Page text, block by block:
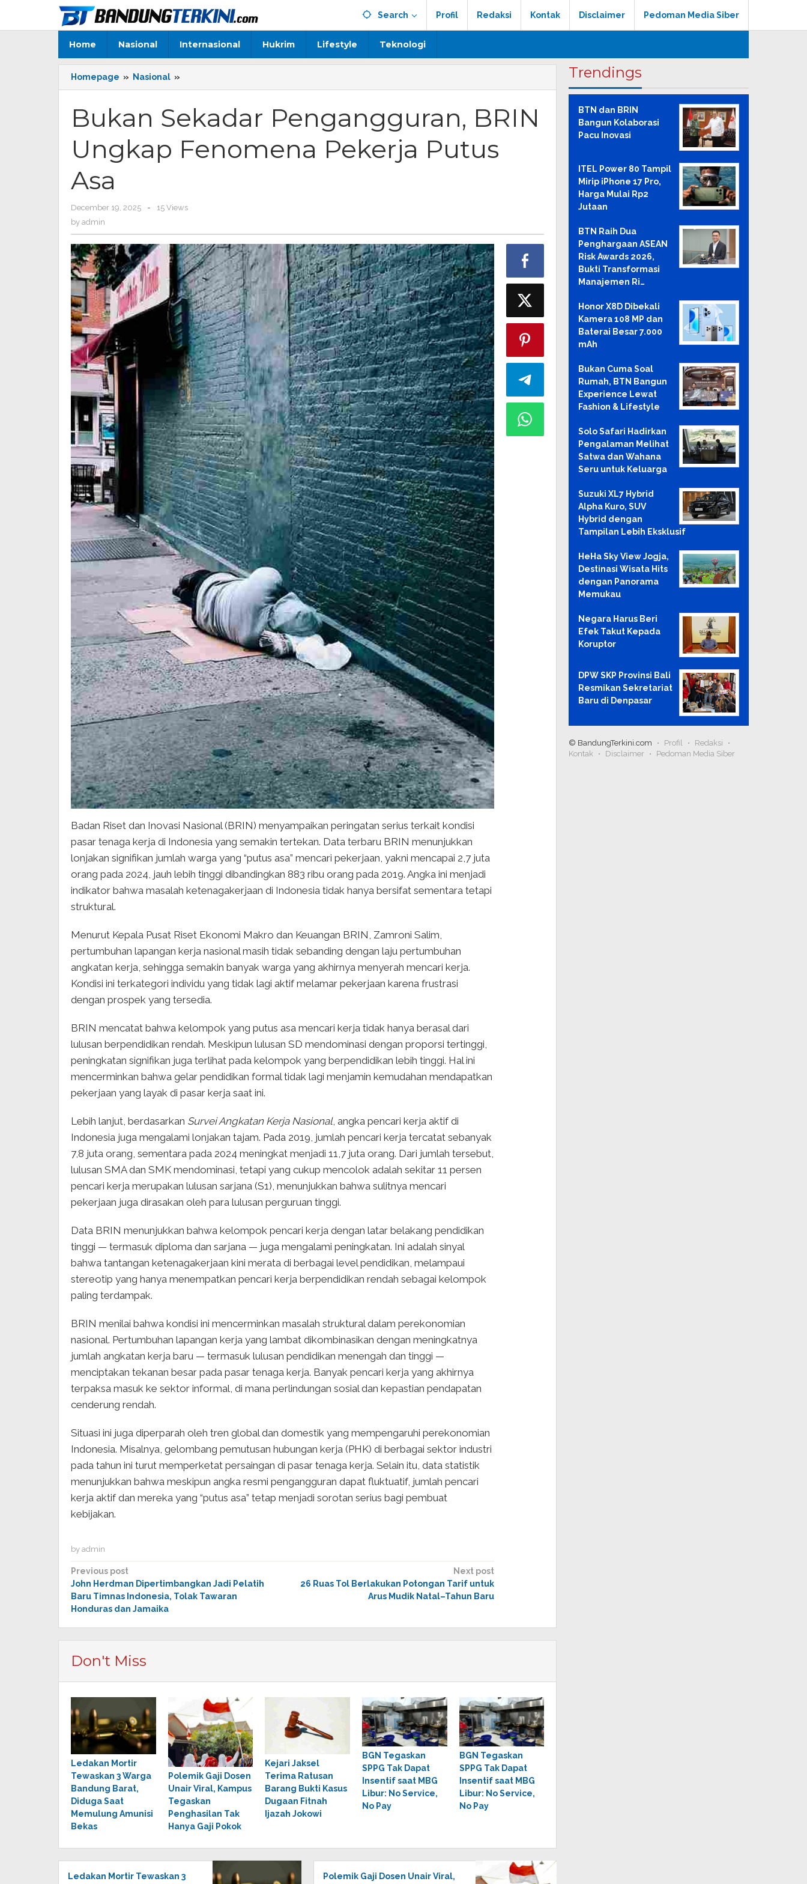
content
Search Profil Redaksi Kontak Disclaimer Pedoman Media Siber
Home Nasional Internasional Hukrim Lifestyle Teknologi
Homepage » Nasional »
Sekadar
BRIN
Ungkap
Fenomena
Pekerja
Bukan Sekadar Pengangguran, BRIN
Ungkap Fenomena Pekerja Putus
Asa
December 19, 2025
by
-
15 Views
by admin
Badan Riset dan Inovasi Nasional (BRIN) menyampaikan peringatan serius terkait kondisi
pasar tenaga kerja di Indonesia yang semakin tertekan. Data terbaru BRIN menunjukkan
lonjakan signifikan jumlah warga yang “putus asa” mencari pekerjaan, yakni mencapai 2,7 juta
orang pada 2024, jauh lebih tinggi dibandingkan 883 ribu orang pada 2019. Angka ini menjadi
indikator bahwa masalah ketenagakerjaan di Indonesia tidak hanya bersifat sementara tetapi
struktural.
Menurut Kepala Pusat Riset Ekonomi Makro dan Keuangan BRIN, Zamroni Salim,
pertumbuhan lapangan kerja nasional masih tidak sebanding dengan laju pertumbuhan
angkatan kerja, sehingga semakin banyak warga yang akhirnya menyerah mencari kerja.
Kondisi ini terkategori individu yang tidak lagi aktif melamar pekerjaan karena frustrasi
dengan prospek yang tersedia.
BRIN mencatat bahwa kelompok yang putus asa mencari kerja tidak hanya berasal dari
lulusan berpendidikan rendah. Meskipun lulusan SD mendominasi dengan proporsi tertinggi,
peningkatan signifikan juga terlihat pada kelompok yang berpendidikan lebih tinggi. Hal ini
mencerminkan bahwa gelar pendidikan formal tidak lagi menjamin kemudahan mendapatkan
pekerjaan yang layak di pasar kerja saat ini.
Lebih lanjut, berdasarkan Survei Angkatan Kerja Nasional, angka pencari kerja aktif di
Indonesia juga mengalami lonjakan tajam. Pada 2019, jumlah pencari kerja tercatat sebanyak
7,8 juta orang, sementara pada 2024 meningkat menjadi 11,7 juta orang. Dari jumlah tersebut,
lulusan SMA dan SMK mendominasi, tetapi yang cukup mencolok adalah sekitar 11 persen
pencari kerja merupakan lulusan sarjana (S1), menunjukkan bahwa sulitnya mencari
pekerjaan juga dirasakan oleh para lulusan perguruan tinggi.
Data BRIN menunjukkan bahwa kelompok pencari kerja dengan latar belakang pendidikan
tinggi — termasuk diploma dan sarjana — juga mengalami peningkatan. Ini adalah sinyal
bahwa tantangan ketenagakerjaan kini merata di berbagai level pendidikan, melampaui
stereotip yang hanya menempatkan pencari kerja berpendidikan rendah sebagai kelompok
paling terdampak.
BRIN menilai bahwa kondisi ini mencerminkan masalah struktural dalam perekonomian
nasional. Pertumbuhan lapangan kerja yang lambat dikombinasikan dengan meningkatnya
jumlah angkatan kerja baru — termasuk lulusan pendidikan menengah dan tinggi —
menciptakan tekanan besar pada pasar tenaga kerja. Banyak pencari kerja yang akhirnya
terpaksa masuk ke sektor informal, di mana perlindungan sosial dan kepastian pendapatan
cenderung rendah.
Situasi ini juga diperparah oleh tren global dan domestik yang mempengaruhi perekonomian
Indonesia. Misalnya, gelombang pemutusan hubungan kerja (PHK) di berbagai sektor industri
pada tahun ini turut memperketat persaingan di pasar tenaga kerja. Selain itu, data statistik
menunjukkan bahwa meskipun angka resmi pengangguran dapat fluktuatif, jumlah pencari
kerja aktif dan mereka yang “putus asa” tetap menjadi sorotan serius bagi pembuat
kebijakan.
by admin
Post
navigation
Previous post
John Herdman Dipertimbangkan Jadi Pelatih
Baru Timnas Indonesia, Tolak Tawaran
Honduras dan Jamaika
Next post
26 Ruas Tol Berlakukan Potongan Tarif untuk
Arus Mudik Natal–Tahun Baru
Don't Miss
Ledakan Mortir
Tewaskan 3 Warga
Bandung Barat,
Diduga Saat
Memulung Amunisi
Bekas
Polemik Gaji Dosen
Unair Viral, Kampus
Tegaskan
Penghasilan Tak
Hanya Gaji Pokok
Kejari Jaksel
Terima Ratusan
Barang Bukti Kasus
Dugaan Fitnah
Ijazah Jokowi
BGN Tegaskan
SPPG Tak Dapat
Insentif saat MBG
Libur: No Service,
No Pay
BGN Tegaskan
SPPG Tak Dapat
Insentif saat MBG
Libur: No Service,
No Pay
Ledakan Mortir Tewaskan 3 Polemik Gaji Dosen Unair Viral,
Trendings
BTN dan BRIN
Bangun Kolaborasi
Pacu Inovasi
ITEL Power 80 Tampil
Mirip iPhone 17 Pro,
Harga Mulai Rp2
Jutaan
BTN Raih Dua
Penghargaan ASEAN
Risk Awards 2026,
Bukti Transformasi
Manajemen Ri…
Honor X8D Dibekali
Kamera 108 MP dan
Baterai Besar 7.000
mAh
Bukan Cuma Soal
Rumah, BTN Bangun
Experience Lewat
Fashion & Lifestyle
Solo Safari Hadirkan
Pengalaman Melihat
Satwa dan Wahana
Seru untuk Keluarga
Suzuki XL7 Hybrid
Alpha Kuro, SUV
Hybrid dengan
Tampilan Lebih Eksklusif
HeHa Sky View Jogja,
Destinasi Wisata Hits
dengan Panorama
Memukau
Negara Harus Beri
Efek Takut Kepada
Koruptor
DPW SKP Provinsi Bali
Resmikan Sekretariat
Baru di Denpasar
© BandungTerkini.com Profil
Redaksi
Kontak
Disclaimer Pedoman Media Siber